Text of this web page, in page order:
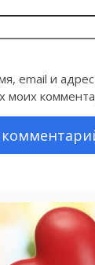
email и
моих